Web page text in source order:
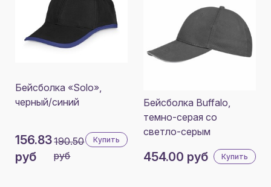
Бейсболка «Solo»,
черный/синий
156.83
руб
190.50
руб
Купить
Бейсболка Buffalo,
темно-серая со
светло-серым
454.00 руб Купить